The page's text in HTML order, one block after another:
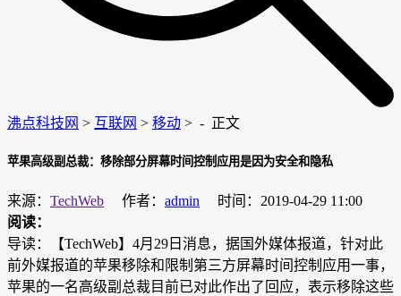
沸点科技网 > 互联网 > 移动 > - 正文
苹果高级副总裁：移除部分屏幕时间控制应用是因为安全和隐私
来源： TechWeb 作者： admin
时间：2019-04-29 11:00
阅读：
导读：【TechWeb】4月29日消息，据国外媒体报道，针对此
前外媒报道的苹果移除和限制第三方屏幕时间控制应用一事，
苹果的一名高级副总裁目前已对此作出了回应，表示移除这些